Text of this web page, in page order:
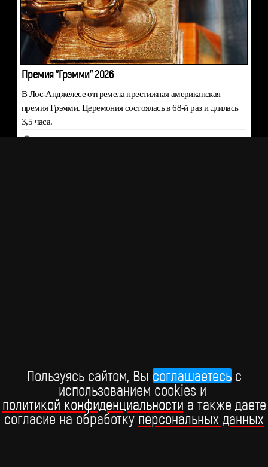
Пользуясь сайтом, Вы соглашаетесьc
использованием cookies и
политикой конфиденциальности а также даете
согласие на обработкуперсональных данных
Премия "Грэмми" 2026
В Лос-Анджелесе отгремела престижная американская
премия Грэмми. Церемония состоялась в 68-й раз и длилась
3,5 часа.
2 февраля
16 января